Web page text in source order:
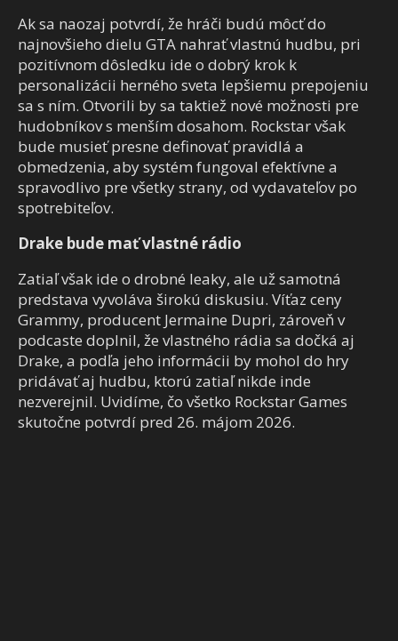
Ak sa naozaj potvrdí, že hráči budú môcť do
najnovšieho dielu GTA nahrať vlastnú hudbu, pri
pozitívnom dôsledku ide o dobrý krok k
personalizácii herného sveta lepšiemu prepojeniu
sa s ním. Otvorili by sa taktiež nové možnosti pre
hudobníkov s menším dosahom. Rockstar však
bude musieť presne definovať pravidlá a
obmedzenia, aby systém fungoval efektívne a
spravodlivo pre všetky strany, od vydavateľov po
spotrebiteľov.
Drake bude mať vlastné rádio
Zatiaľ však ide o drobné leaky, ale už samotná
predstava vyvoláva širokú diskusiu. Víťaz ceny
Grammy, producent Jermaine Dupri, zároveň v
podcaste doplnil, že vlastného rádia sa dočká aj
Drake, a podľa jeho informácii by mohol do hry
pridávať aj hudbu, ktorú zatiaľ nikde inde
nezverejnil. Uvidíme, čo všetko Rockstar Games
skutočne potvrdí pred 26. májom 2026.